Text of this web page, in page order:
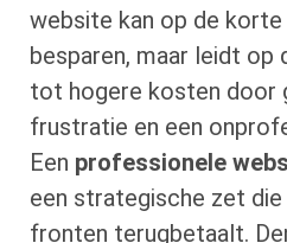
website kan op de
besparen, maar leidt op
tot hogere kosten door
frustratie en een
Een professionele
een strategische zet
fronten terugbetaalt.